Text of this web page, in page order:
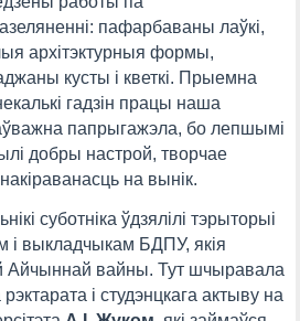
пафарбаваны лаўкі,
архітэктурныя формы,
кусты і кветкі. Прыемна
гадзін працы наша
папрыгажэла, бо лепшымі
добры настрой, творчае
на вынік.
суботніка ўдзялілі тэрыторыі
і выкладчыкам БДПУ, якія
Айчыннай вайны. Тут шчыравала
і студэнцкага актыву на